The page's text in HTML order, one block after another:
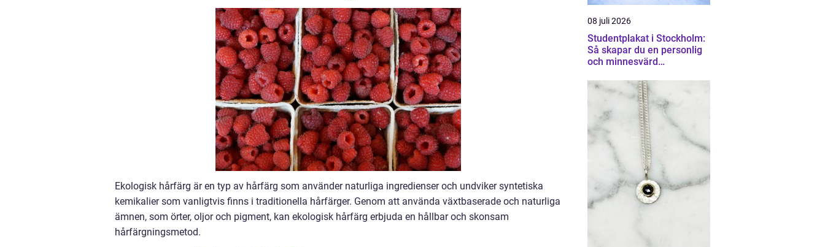
Ekologisk hårfärg är en typ av hårfärg som använder naturliga ingredienser och undviker syntetiska
kemikalier som vanligtvis finns i traditionella hårfärger. Genom att använda växtbaserade och naturliga
ämnen, som örter, oljor och pigment, kan ekologisk hårfärg erbjuda en hållbar och skonsam
hårfärgningsmetod.
08 juli 2026
Studentplakat i Stockholm:
Så skapar du en personlig
och minnesvärd